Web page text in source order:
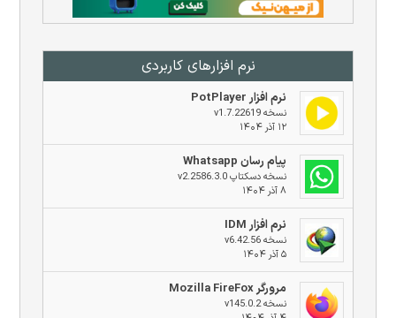
نرم افزار‌های کاربردی
نرم افزار PotPlayer
نسخه v1.7.22619
۱۲ آذر ۱۴۰۴
پیام رسان Whatsapp
نسخه دسکتاپ v2.2586.3.0
۸ آذر ۱۴۰۴
نرم افزار IDM
نسخه v6.42.56
۵ آذر ۱۴۰۴
مرورگر Mozilla FireFox
نسخه v145.0.2